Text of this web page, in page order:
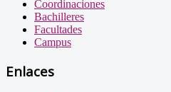
Coordinaciones
Bachilleres
Facultades
Campus
Enlaces